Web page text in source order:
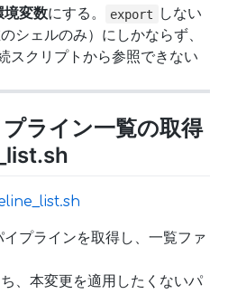
境変数にする。 export
しない
シェルのみ）にしかならず、
スクリプトから参照できない
ライン一覧の取得
プラインを取得し、一覧ファ
、本変更を適用したくないパ